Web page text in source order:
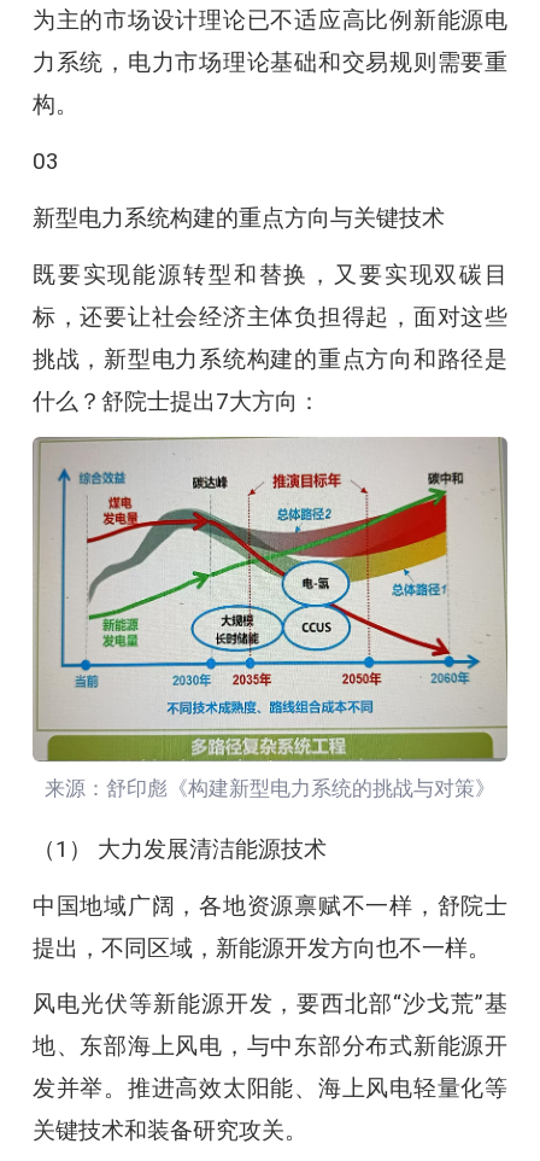
为主的市场设计理论已不适应高比例新能源电
力系统，电力市场理论基础和交易规则需要重
构。
03
新型电力系统构建的重点方向与关键技术
既要实现能源转型和替换，又要实现双碳目
标，还要让社会经济主体负担得起，面对这些
挑战，新型电力系统构建的重点方向和路径是
什么？舒院士提出7大方向：
来源：舒印彪《构建新型电力系统的挑战与对策》
（1） 大力发展清洁能源技术
中国地域广阔，各地资源禀赋不一样，舒院士
提出，不同区域，新能源开发方向也不一样。
风电光伏等新能源开发，要西北部“沙戈荒”基
地、东部海上风电，与中东部分布式新能源开
发并举。推进高效太阳能、海上风电轻量化等
关键技术和装备研究攻关。